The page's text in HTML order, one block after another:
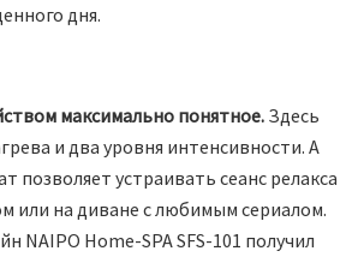
дня.
максимально понятное. Здесь
и два уровня интенсивности. А
позволяет устраивать сеанс релакса
или на диване с любимым сериалом.
NAIPO Home-SPA SFS-101 получил